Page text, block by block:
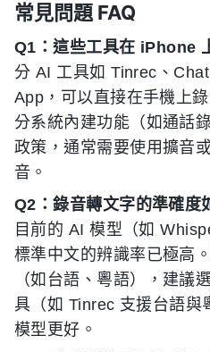
常見問題 FAQ
Q1：這些工具在 iPhone
分 AI 工具如 Tinrec、
App，可以直接在手機上
分系統內建功能（如通話
政策，通常需要使用擴音
音。
Q2：錄音轉文字的準確度
目前的 AI 模型（如
標準中文的辨識率已極高
（如台語、粵語），建議
具（如 Tinrec 支援台語與
模型更好。